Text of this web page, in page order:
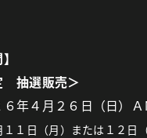
抽選販売＞
年４月２６日（日）
１日（月）または１２日